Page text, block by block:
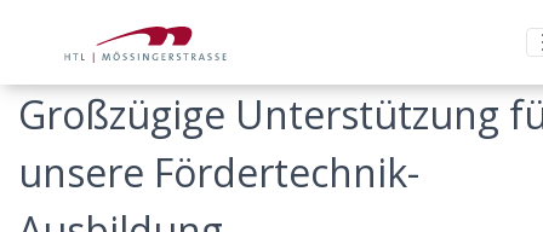
Großzügige Unterstützung
unsere Fördertechnik-